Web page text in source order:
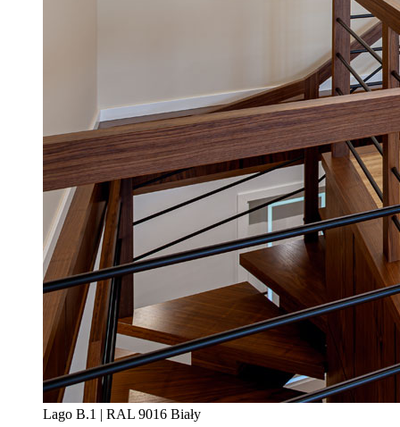
Lago B.1 | RAL 9016 Biały